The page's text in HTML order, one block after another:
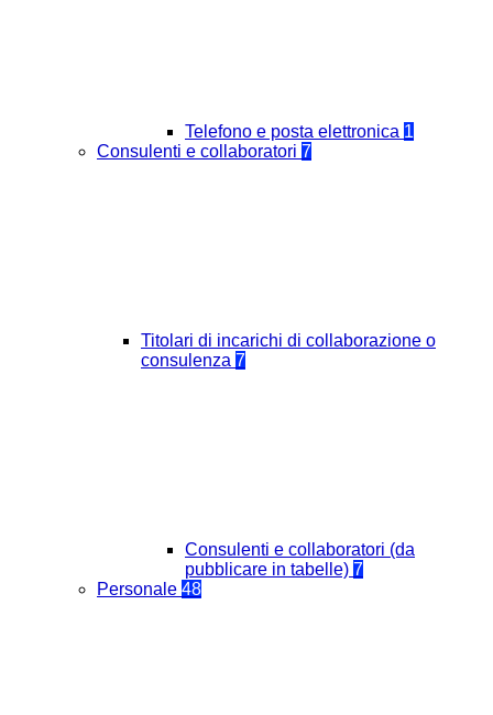
Telefono e posta elettronica 1
Consulenti e collaboratori 7
Titolari di incarichi di collaborazione o
consulenza 7
Consulenti e collaboratori (da
pubblicare in tabelle) 7
Personale 48